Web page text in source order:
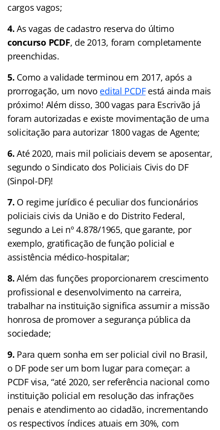
cargos vagos;
4.As vagas de cadastro reserva do último
concurso PCDF, de 2013, foram completamente
preenchidas.
5. Como a validade terminou em 2017, após a
prorrogação, um novo edital PCDFestá ainda mais
próximo! Além disso, 300 vagas para Escrivão já
foram autorizadas e existe movimentação de uma
solicitação para autorizar 1800 vagas de Agente;
6. Até 2020, mais mil policiais devem se aposentar,
segundo o Sindicato dos Policiais Civis do DF
(Sinpol-DF)!
7. O regime jurídico é peculiar dos funcionários
policiais civis da União e do Distrito Federal,
segundo a Lei nº 4.878/1965, que garante, por
exemplo, gratificação de função policial e
assistência médico-hospitalar;
8. Além das funções proporcionarem crescimento
profissional e desenvolvimento na carreira,
trabalhar na instituição significa assumir a missão
honrosa de promover a segurança pública da
sociedade;
9. Para quem sonha em ser policial civil no Brasil,
o DF pode ser um bom lugar para começar: a
PCDF visa, “até 2020, ser referência nacional como
instituição policial em resolução das infrações
penais e atendimento ao cidadão, incrementando
os respectivos índices atuais em 30%, com